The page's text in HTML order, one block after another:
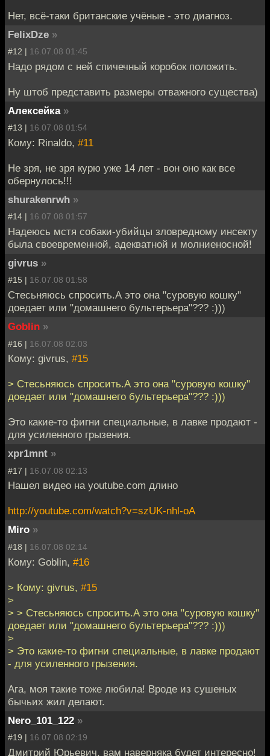
Нет, всё-таки британские учёные - это диагноз.
FelixDze »
#12 | 16.07.08 01:45
Надо рядом с ней спичечный коробок положить.
Ну штоб представить размеры отважного существа)
Алексейка »
#13 | 16.07.08 01:54
Кому: Rinaldo, #11
Не зря, не зря курю уже 14 лет - вон оно как все
обернулось!!!
shurakenrwh »
#14 | 16.07.08 01:57
Надеюсь мстя собаки-убийцы зловредному инсекту
была своевременной, адекватной и молниеносной!
givrus »
#15 | 16.07.08 01:58
Стесьняюсь спросить.А это она "суровую кошку"
доедает или "домашнего бультерьера"??? :)))
Goblin »
#16 | 16.07.08 02:03
Кому: givrus, #15
> Стесьняюсь спросить.А это она "суровую кошку"
доедает или "домашнего бультерьера"??? :)))
Это какие-то фигни специальные, в лавке продают -
для усиленного грызения.
xpr1mnt »
#17 | 16.07.08 02:13
Нашел видео на youtube.com длино
http://youtube.com/watch?v=szUK-nhl-oA
Miro »
#18 | 16.07.08 02:14
Кому: Goblin, #16
> Кому: givrus, #15
>
> > Стесьняюсь спросить.А это она "суровую кошку"
доедает или "домашнего бультерьера"??? :)))
>
> Это какие-то фигни специальные, в лавке продают
- для усиленного грызения.
Ага, моя такие тоже любила! Вроде из сушеных
бычьих жил делают.
Nero_101_122 »
#19 | 16.07.08 02:19
Дмитрий Юрьевич, вам наверняка будет интересно!